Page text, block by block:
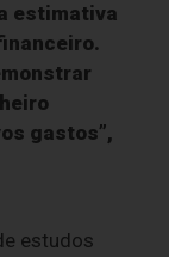
estimativa
gastos”,
estudos